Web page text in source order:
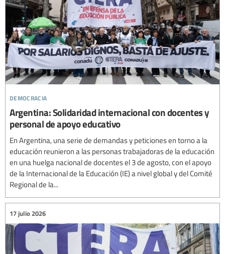
democracia
Argentina: Solidaridad internacional con docentes y
personal de apoyo educativo
En Argentina, una serie de demandas y peticiones en torno a la
educación reunieron a las personas trabajadoras de la educación
en una huelga nacional de docentes el 3 de agosto, con el apoyo
de la Internacional de la Educación (IE) a nivel global y del Comité
Regional de la...
17 julio 2026